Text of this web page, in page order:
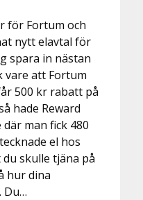
för Fortum och
nytt elavtal för
spara in nästan
vare att Fortum
500 kr rabatt på
hade Reward
man fick 480
el hos
skulle tjäna på
hur dina
Du…